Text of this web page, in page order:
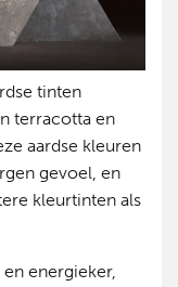
tinten
terracotta en
aardse kleuren
gevoel, en
kleurtinten als
energieker,